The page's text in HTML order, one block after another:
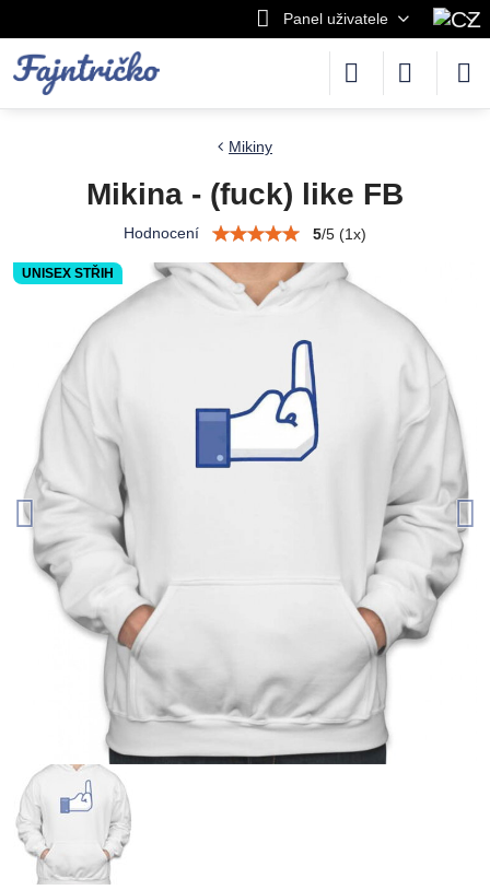
Panel uživatele
UNISEX STŘIH
Mikiny
Mikina - (fuck) like FB
Hodnocení 5/5 (1x)